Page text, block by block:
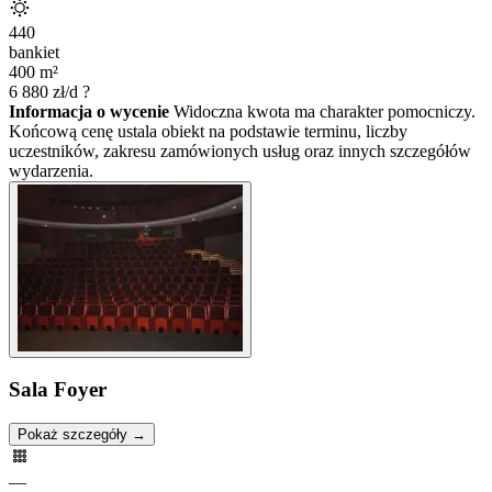
440
bankiet
400 m²
6 880 zł/d ?
Informacja o wycenie Widoczna kwota ma charakter pomocniczy.
Końcową cenę ustala obiekt na podstawie terminu, liczby
uczestników, zakresu zamówionych usług oraz innych szczegółów
wydarzenia.
Sala Foyer
Pokaż szczegóły →
—